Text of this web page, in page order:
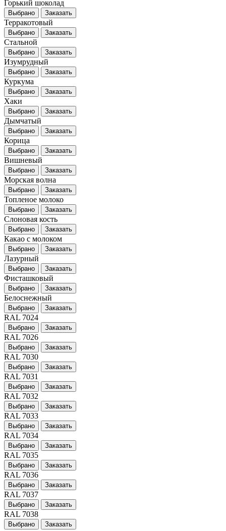
Горький шоколад
Выбрано Заказать
Терракотовый
Выбрано Заказать
Стальной
Выбрано Заказать
Изумрудный
Выбрано Заказать
Куркума
Выбрано Заказать
Хаки
Выбрано Заказать
Дымчатый
Выбрано Заказать
Корица
Выбрано Заказать
Вишневый
Выбрано Заказать
Морская волна
Выбрано Заказать
Топленое молоко
Выбрано Заказать
Слоновая кость
Выбрано Заказать
Какао с молоком
Выбрано Заказать
Лазурный
Выбрано Заказать
Фисташковый
Выбрано Заказать
Белоснежный
Выбрано Заказать
RAL 7024
Выбрано Заказать
RAL 7026
Выбрано Заказать
RAL 7030
Выбрано Заказать
RAL 7031
Выбрано Заказать
RAL 7032
Выбрано Заказать
RAL 7033
Выбрано Заказать
RAL 7034
Выбрано Заказать
RAL 7035
Выбрано Заказать
RAL 7036
Выбрано Заказать
RAL 7037
Выбрано Заказать
RAL 7038
Выбрано Заказать